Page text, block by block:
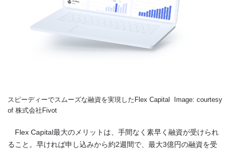
スピーディーでスムーズな融資を実現したFlex Capital Image: courtesy
of 株式会社Fivot
Flex Capital最大のメリットは、手間なく素早く融資が受けられ
ること。早ければ申し込みから約2週間で、最大3億円の融資を受